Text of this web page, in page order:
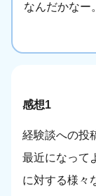
なんだかなー。
感想1
経験談への投
最近になって
に対する様々